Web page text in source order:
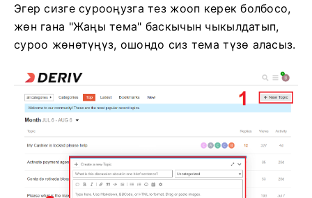
Эгер сизге сурооңузга тез жооп керек болбосо,
жөн гана "Жаңы тема" баскычын чыкылдатып,
суроо жөнөтүңүз, ошондо сиз тема түзө аласыз.